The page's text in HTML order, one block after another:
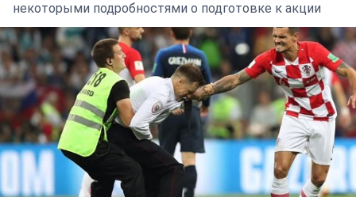
некоторыми подробностями о подготовке к акции